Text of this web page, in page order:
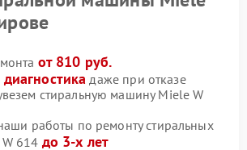
от 810 руб.
даже при отказе
стиральную машину Miele W
работы по ремонту стиральных
614 до 3-х лет